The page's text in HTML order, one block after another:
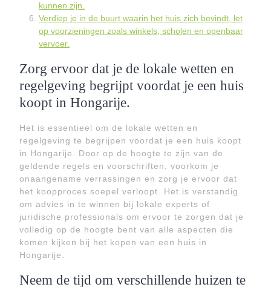
kunnen zijn.
Verdiep je in de buurt waarin het huis zich bevindt, let
op voorzieningen zoals winkels, scholen en openbaar
vervoer.
Zorg ervoor dat je de lokale wetten en
regelgeving begrijpt voordat je een huis
koopt in Hongarije.
Het is essentieel om de lokale wetten en
regelgeving te begrijpen voordat je een huis koopt
in Hongarije. Door op de hoogte te zijn van de
geldende regels en voorschriften, voorkom je
onaangename verrassingen en zorg je ervoor dat
het koopproces soepel verloopt. Het is verstandig
om advies in te winnen bij lokale experts of
juridische professionals om ervoor te zorgen dat je
volledig op de hoogte bent van alle aspecten die
komen kijken bij het kopen van een huis in
Hongarije.
Neem de tijd om verschillende huizen te